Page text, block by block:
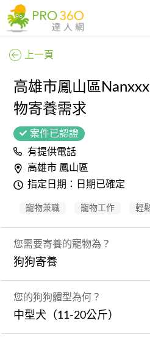
上一頁
高雄市鳳山區
物寄養需求
案件已認證
有提供電話
高雄市 鳳山區
指定日期：日期已確定
寵物兼職 寵物工作 輕
您需要寄養的寵物為？
狗狗寄養
您的狗狗體型為何？
中型犬（11-20公斤）